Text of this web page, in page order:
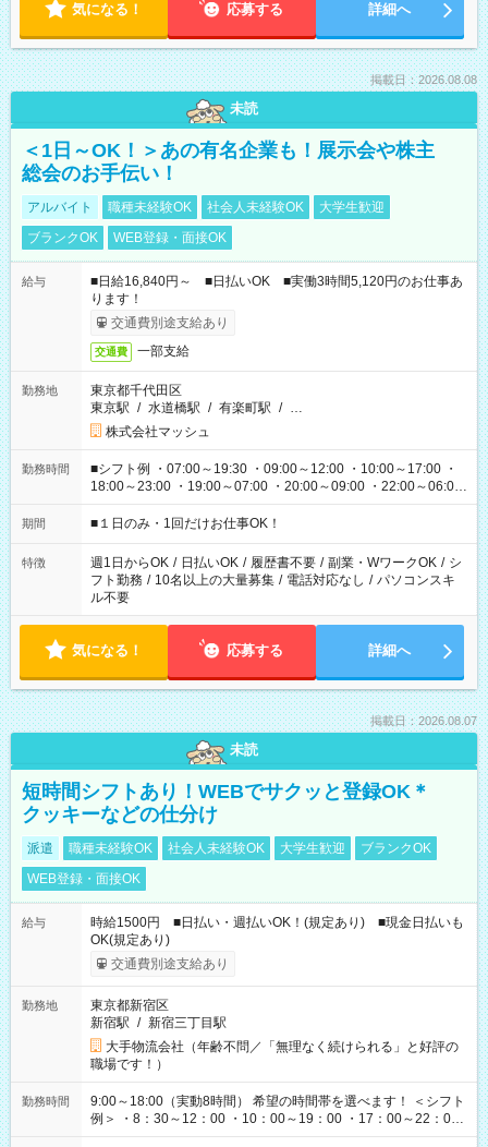
気になる！ 応募する 詳細へ
掲載日：2026.08.08
未読
＜1日～OK！＞あの有名企業も！展示会や株主
総会のお手伝い！
アルバイト 職種未経験OK 社会人未経験OK
大学生歓迎
ブランクOK
WEB登録・面接OK
給与
■日給16,840円～ ■日払いOK ■実働3時間5,120円のお仕事あ
ります！
交通費別途支給あり
交通費 一部支給
勤務地
東京都千代田区
東京駅 / 水道橋駅 / 有楽町駅 / …
株式会社マッシュ
勤務時間
■シフト例 ・07:00～19:30 ・09:00～12:00 ・10:00～17:00 ・
18:00～23:00 ・19:00～07:00 ・20:00～09:00 ・22:00～06:00
etc ★最短で3時間で5,120円のお仕事から 15時間で2万円近く稼
げるお仕事も！ ご希望のお時間に合わせてご紹介！ ※シフトは
ください！
期間 ■１日のみ・1回だけお仕事OK！
特徴 週1日からOK / 日払いOK / 履歴書不要 / 副業・WワークOK / シ
フト勤務 / 10名以上の大量募集 / 電話対応なし / パソコンスキ
ル不要
気になる！ 応募する 詳細へ
掲載日：2026.08.07
未読
短時間シフトあり！WEBでサクッと登録OK＊
クッキーなどの仕分け
派遣 職種未経験OK 社会人未経験OK 大学生歓迎
ブランクOK
WEB登録・面接OK
給与
時給1500円 ■日払い・週払いOK！(規定あり) ■現金日払いも
OK(規定あり)
交通費別途支給あり
勤務地
東京都新宿区
新宿駅 / 新宿三丁目駅
大手物流会社（年齢不問／「無理なく続けられる」と好評の
職場です！）
勤務時間
9:00～18:00（実動8時間） 希望の時間帯を選べます！ ＜シフト
例＞ ・8：30～12：00 ・10：00～19：00 ・17：00～22：00
・13：00～22：00 ・22：00～翌6：00 など